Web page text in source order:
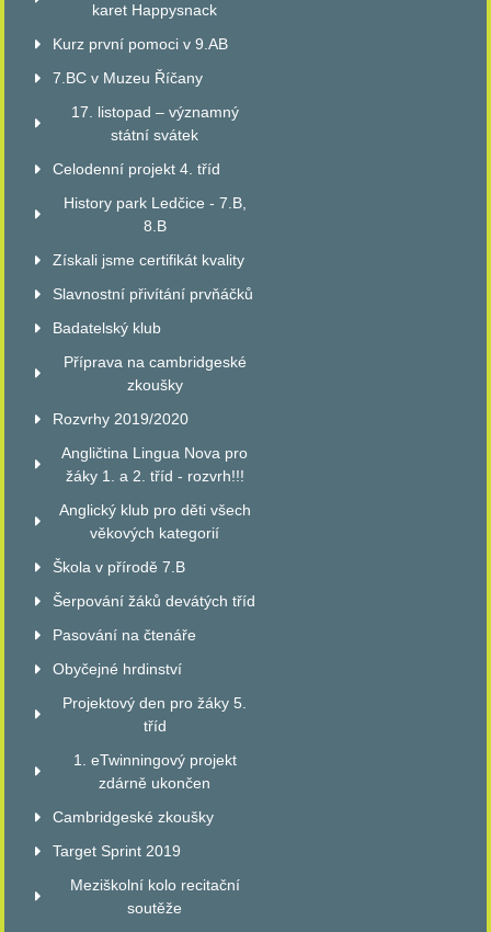
karet Happysnack
Kurz první pomoci v 9.AB
7.BC v Muzeu Říčany
17. listopad – významný
státní svátek
Celodenní projekt 4. tříd
History park Ledčice - 7.B,
8.B
Získali jsme certifikát kvality
Slavnostní přivítání prvňáčků
Badatelský klub
Příprava na cambridgeské
zkoušky
Rozvrhy 2019/2020
Angličtina Lingua Nova pro
žáky 1. a 2. tříd - rozvrh!!!
Anglický klub pro děti všech
věkových kategorií
Škola v přírodě 7.B
Šerpování žáků devátých tříd
Pasování na čtenáře
Obyčejné hrdinství
Projektový den pro žáky 5.
tříd
1. eTwinningový projekt
zdárně ukončen
Cambridgeské zkoušky
Target Sprint 2019
Meziškolní kolo recitační
soutěže